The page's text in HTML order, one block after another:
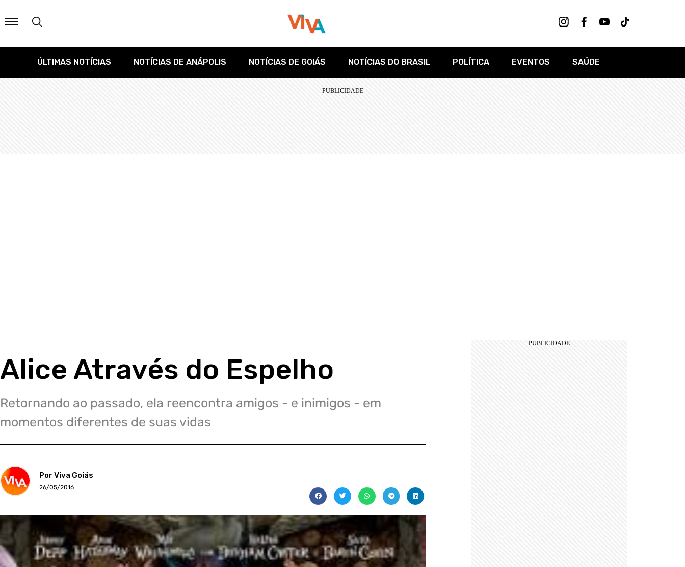
ÚLTIMAS NOTÍCIAS NOTÍCIAS DE ANÁPOLIS NOTÍCIAS DE GOIÁS NOTÍCIAS DO BRASIL POLÍTICA EVENTOS SAÚDE
Alice Através do Espelho
Retornando ao passado, ela reencontra amigos - e inimigos - em
momentos diferentes de suas vidas
Por Viva Goiás
26/05/2016